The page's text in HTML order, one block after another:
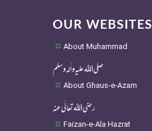
OUR WEBSITES
About Muhammad
صلی اللہ علیہ واٰلہ وسلم
About Ghaus-e-Azam
رضی اللہ تعالٰی عنہ
Faizan-e-Ala Hazrat